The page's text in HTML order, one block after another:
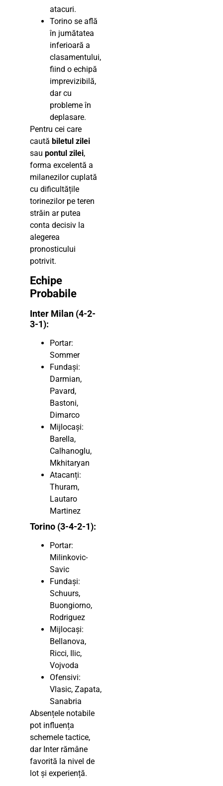
atacuri.
Torino se află
în jumătatea
inferioară a
clasamentului,
fiind o echipă
imprevizibilă,
dar cu
probleme în
deplasare.
Pentru cei care
caută biletul zilei
sau pontul zilei,
forma excelentă a
milanezilor cuplată
cu dificultățile
torinezilor pe teren
străin ar putea
conta decisiv la
alegerea
pronosticului
potrivit.
Echipe
Probabile
Inter Milan (4-2-
3-1):
Portar:
Sommer
Fundași:
Darmian,
Pavard,
Bastoni,
Dimarco
Mijlocași:
Barella,
Calhanoglu,
Mkhitaryan
Atacanți:
Thuram,
Lautaro
Martinez
Torino (3-4-2-1):
Portar:
Milinkovic-
Savic
Fundași:
Schuurs,
Buongiorno,
Rodriguez
Mijlocași:
Bellanova,
Ricci, Ilic,
Vojvoda
Ofensivi:
Vlasic, Zapata,
Sanabria
Absențele notabile
pot influența
schemele tactice,
dar Inter rămâne
favorită la nivel de
lot și experiență.